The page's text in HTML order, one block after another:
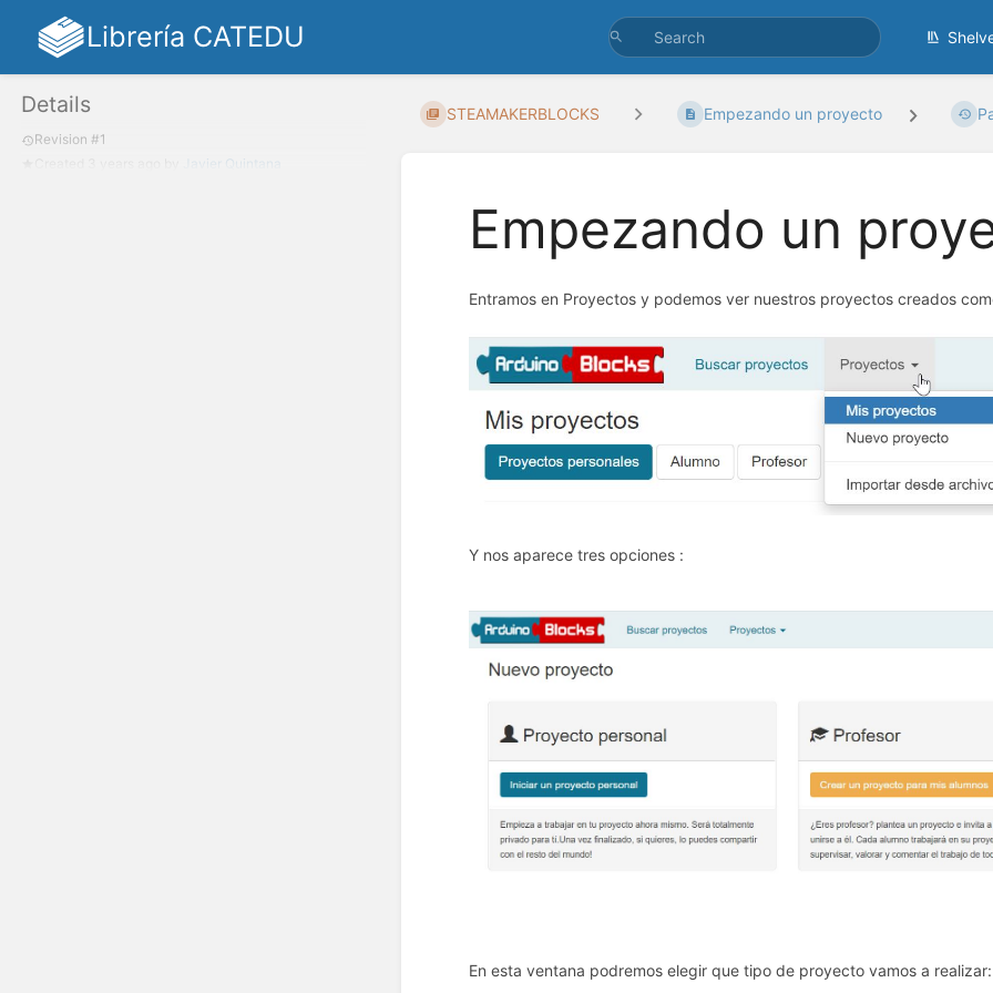
Librería CATEDU
Details
Revision #1
Javier Quintana
STEAMAKERBLOCKS Empezando un proyecto
Empezando un
Entramos en Proyectos y podemos ver nuestros proyectos creados
Y nos aparece tres opciones :
En esta ventana podremos elegir que tipo de proyecto vamos a